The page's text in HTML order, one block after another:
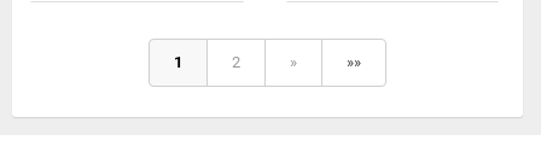
1 2 » »»